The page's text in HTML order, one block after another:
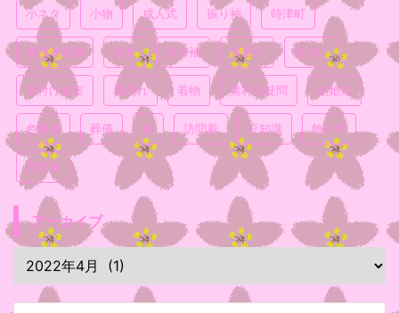
小ネタ 小物 成人式 振り袖 時津町
普段着着物 浴衣 留め袖 真面目 着付け
着付け教室 着崩れ 着物 素朴な疑問 結婚式
色無地 葬儀 袴 訪問着 豆知識 飾り帯
黒留袖
アーカイブ